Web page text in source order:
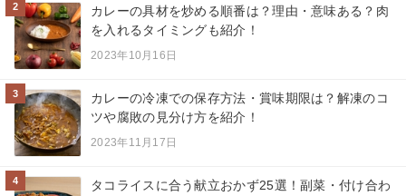
2
カレーの具材を炒める順番は？理由・意味ある？肉
を入れるタイミングも紹介！
2023年10月16日
3
カレーの冷凍での保存方法・賞味期限は？解凍のコ
ツや腐敗の見分け方を紹介！
2023年11月17日
4
タコライスに合う献立おかず25選！副菜・付け合わ